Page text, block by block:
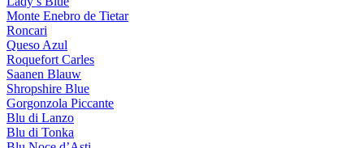
Monte Enebro de Tietar
Roncari
Queso Azul
Roquefort Carles
Saanen Blauw
Shropshire Blue
Gorgonzola Piccante
Blu di Lanzo
Blu di Tonka